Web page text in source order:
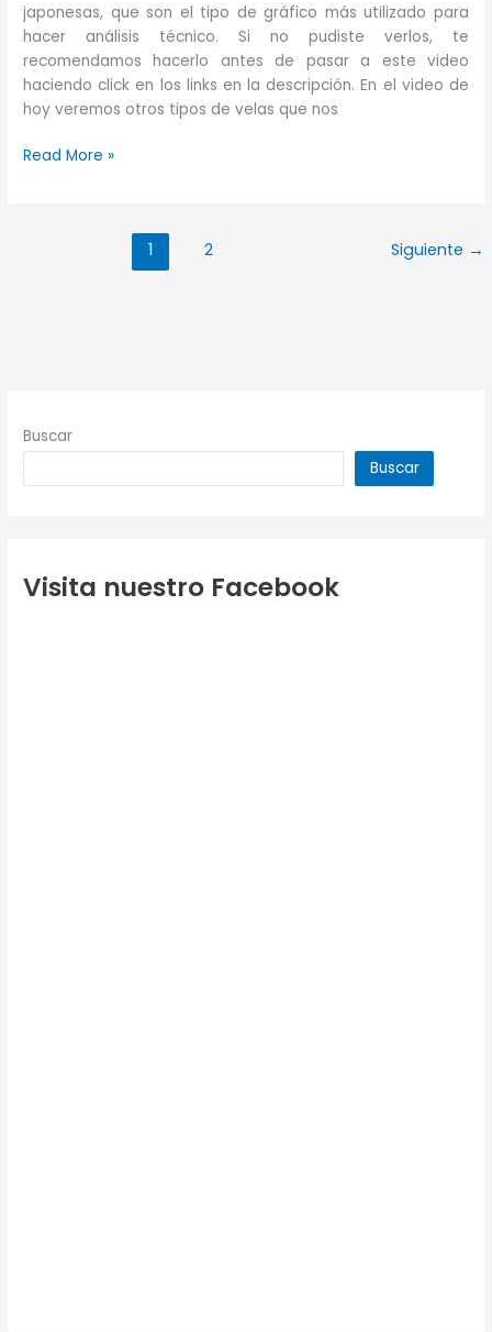
japonesas, que son el tipo de gráfico más utilizado para
hacer análisis técnico. Si no pudiste verlos, te
recomendamos hacerlo antes de pasar a este video
haciendo click en los links en la descripción. En el video de
hoy veremos otros tipos de velas que nos
Análisis
Read More »
1 2 Siguiente →
Buscar
Buscar
Visita nuestro Facebook